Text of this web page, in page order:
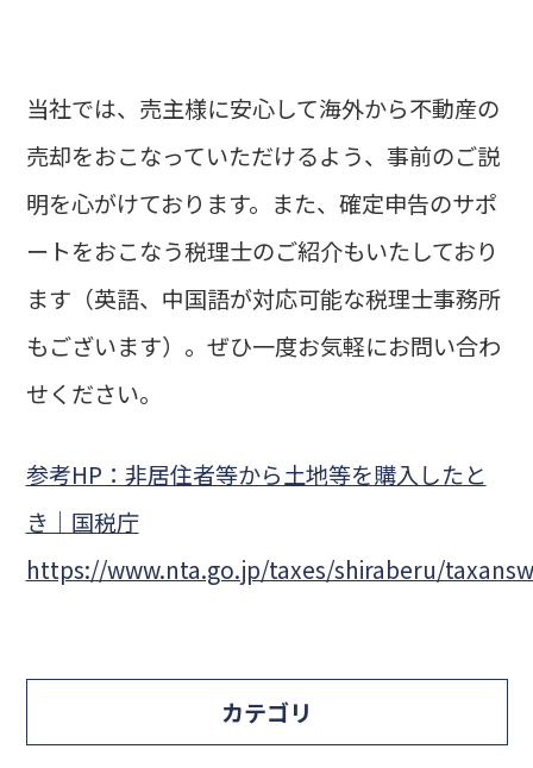
当社では、売主様に安心して海外から不動産の
売却をおこなっていただけるよう、事前のご説
明を心がけております。また、確定申告のサポ
ートをおこなう税理士のご紹介もいたしており
ます（英語、中国語が対応可能な税理士事務所
もございます）。ぜひ一度お気軽にお問い合わ
せください。
参考HP：非居住者等から土地等を購入したと
き｜国税庁
https://www.nta.go.jp/taxes/shiraberu/
カテゴリ